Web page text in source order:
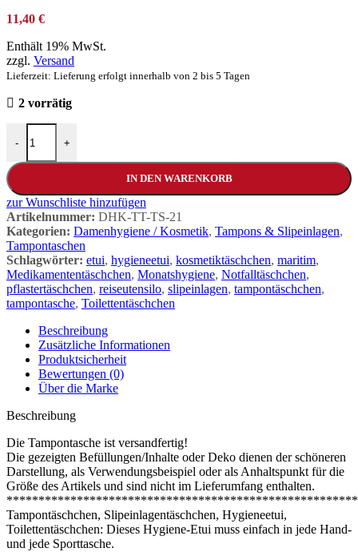
11,40 €
Enthält 19% MwSt.
zzgl. Versand
Lieferzeit: Lieferung erfolgt innerhalb von 2 bis 5 Tagen
2 vorrätig
- +
IN DEN WARENKORB
zur Wunschliste hinzufügen
Artikelnummer: DHK-TT-TS-21
Kategorien: Damenhygiene / Kosmetik, Tampons & Slipeinlagen,
Tampontaschen
Schlagwörter: etui, hygieneetui, kosmetiktäschchen, maritim,
Medikamententäschchen, Monatshygiene, Notfalltäschchen,
pflastertäschchen, reiseutensilo, slipeinlagen, tampontäschchen,
tampontasche, Toilettentäschchen
Beschreibung
Zusätzliche Informationen
Produktsicherheit
Bewertungen (0)
Über die Marke
Beschreibung
Die Tampontasche ist versandfertig!
Die gezeigten Befüllungen/Inhalte oder Deko dienen der schöneren
Darstellung, als Verwendungsbeispiel oder als Anhaltspunkt für die
Größe des Artikels und sind nicht im Lieferumfang enthalten.
Tampontäschchen, Slipeinlagentäschchen, Hygieneetui,
Toilettentäschchen: Dieses Hygiene-Etui muss einfach in jede Hand-
und jede Sporttasche.